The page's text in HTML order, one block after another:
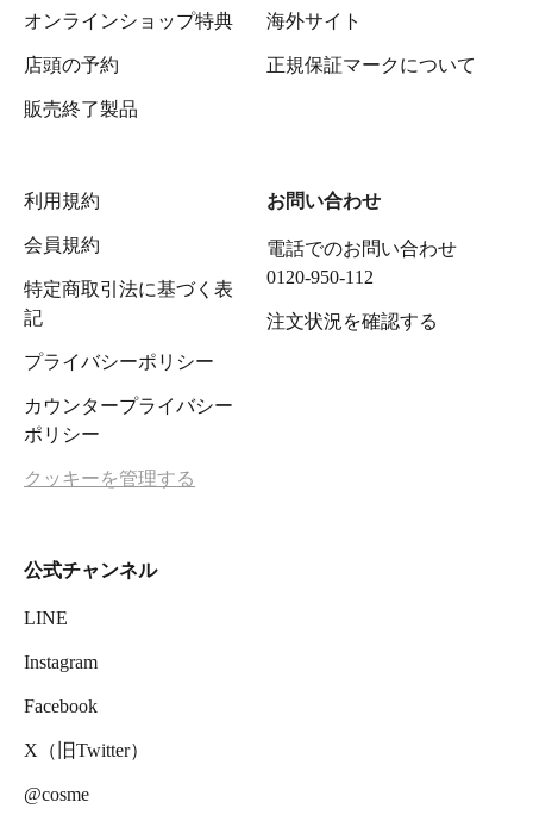
オンラインショップ特典
店頭の予約
販売終了製品
海外サイト
正規保証マークについて
利用規約
会員規約
特定商取引法に基づく表
記
プライバシーポリシー
カウンタープライバシー
ポリシー
クッキーを管理する
お問い合わせ
電話でのお問い合わせ
0120-950-112
注文状況を確認する
公式チャンネル
LINE
Instagram
Facebook
X（旧Twitter）
@cosme